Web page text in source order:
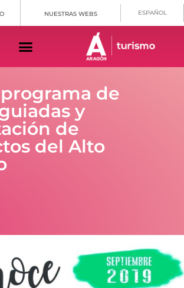
NUESTRAS WEBS ESPAÑOL
de
y
de
del Alto